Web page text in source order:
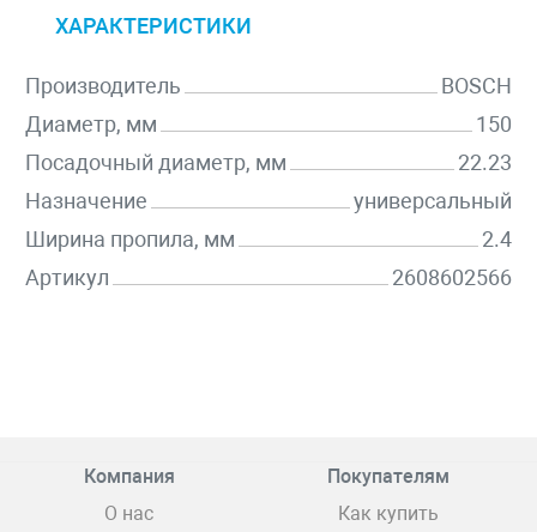
ХАРАКТЕРИСТИКИ
Производитель
BOSCH
Диаметр, мм
150
Посадочный диаметр, мм
22.23
Назначение
универсальный
Ширина пропила, мм
2.4
Артикул
2608602566
Компания
О нас
Покупателям
Как купить